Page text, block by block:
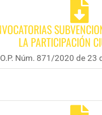
LA PARTICIPACIÓN
Núm. 871/2020 de 23